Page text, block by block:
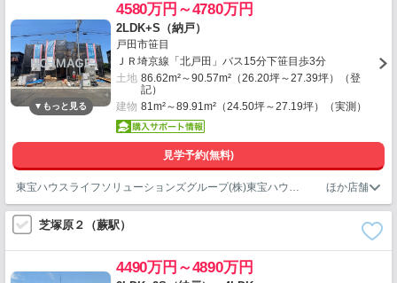
4580万円～4780万円
2LDK+S（納戸）
戸田市笹目
ＪＲ埼京線「北戸田」バス15分下笹目歩3分
土地 86.62m²～90.57m²（26.20坪～27.39坪）（登
記）
建物 81m²～89.91m²（24.50坪～27.19坪）（実測）
見学予約(無料)
東宝ハウスライフソリューションズグループ(株)東宝ハウス新都心5課
芝塚原２（蕨駅）
4490万円～4890万円